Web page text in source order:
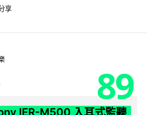
享
89
IER-M500 入耳式監聽